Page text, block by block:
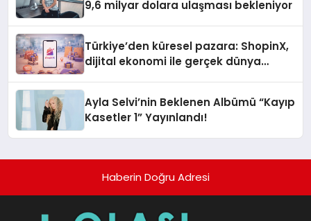
9,6 milyar dolara ulaşması bekleniyor
Türkiye’den küresel pazara: ShopinX,
dijital ekonomi ile gerçek dünya
Ayla Selvi’nin Beklenen Albümü “Kayıp
Kasetler 1” Yayınlandı!
Haberin Doğru Adresi